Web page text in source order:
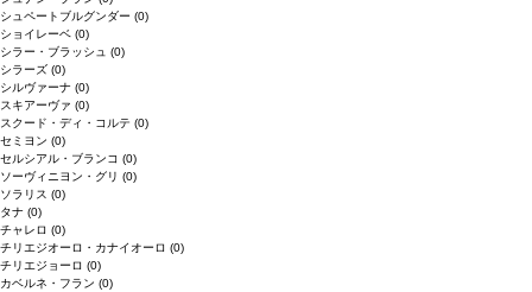
シュペートブルグンダー (0)
ショイレーベ (0)
シラー・ブラッシュ (0)
シラーズ (0)
シルヴァーナ (0)
スキアーヴァ (0)
スクード・ディ・コルテ (0)
セミヨン (0)
セルシアル・ブランコ (0)
ソーヴィニヨン・グリ (0)
ソラリス (0)
タナ (0)
チャレロ (0)
チリエジオーロ・カナイオーロ (0)
チリエジョーロ (0)
カベルネ・フラン (0)